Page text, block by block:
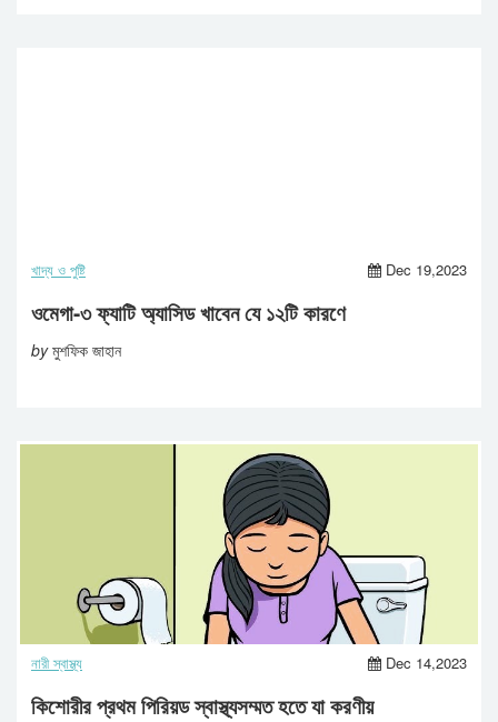
খাদ্য ও পুষ্টি Dec 19,2023
ওমেগা-৩ ফ্যাটি অ্যাসিড খাবেন যে ১২টি কারণে
byমুশফিক জাহান
নারী স্বাস্থ্য Dec 14,2023
কিশোরীর প্রথম পিরিয়ড স্বাস্থ্যসম্মত হতে যা করণীয়